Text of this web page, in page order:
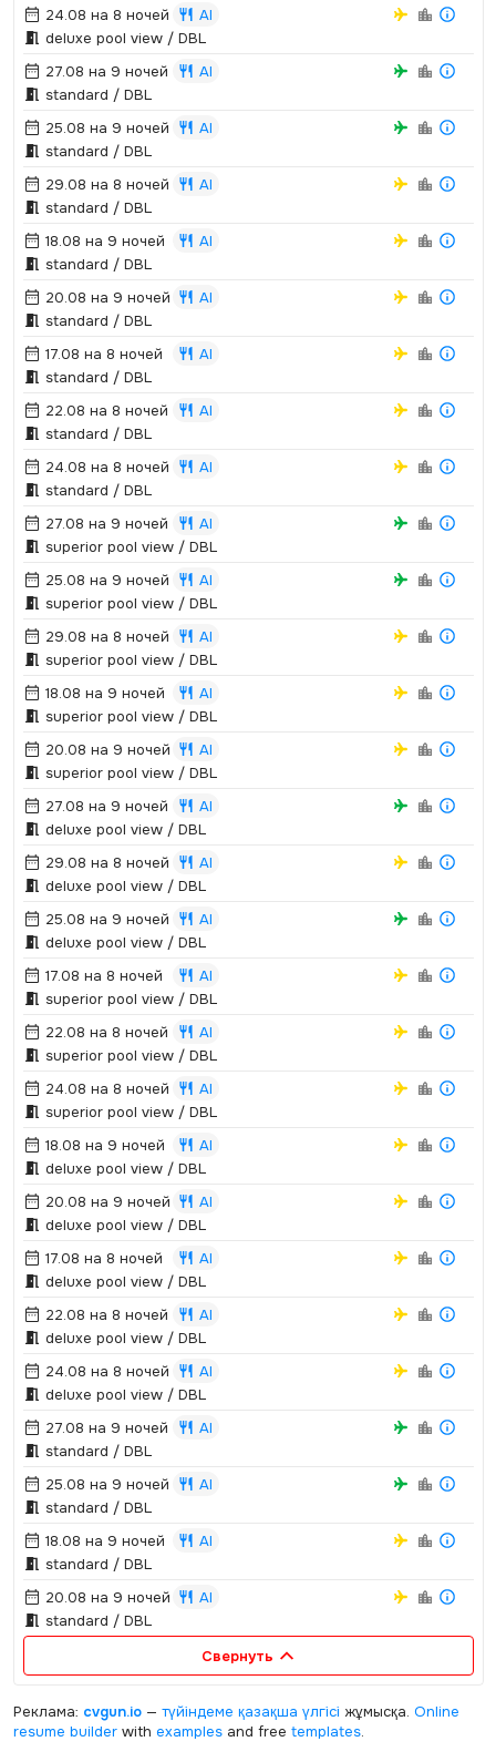
24.08 на 8 ночей
AI
deluxe pool view / DBL
27.08 на 9 ночей
AI
standard / DBL
25.08 на 9 ночей
AI
standard / DBL
29.08 на 8 ночей
AI
standard / DBL
18.08 на 9 ночей
AI
standard / DBL
20.08 на 9 ночей
AI
standard / DBL
17.08 на 8 ночей
AI
standard / DBL
22.08 на 8 ночей
AI
standard / DBL
24.08 на 8 ночей
AI
standard / DBL
27.08 на 9 ночей
AI
superior pool view / DBL
25.08 на 9 ночей
AI
superior pool view / DBL
29.08 на 8 ночей
AI
superior pool view / DBL
18.08 на 9 ночей
AI
superior pool view / DBL
20.08 на 9 ночей
AI
superior pool view / DBL
27.08 на 9 ночей
AI
deluxe pool view / DBL
29.08 на 8 ночей
AI
deluxe pool view / DBL
25.08 на 9 ночей
AI
deluxe pool view / DBL
17.08 на 8 ночей
AI
superior pool view / DBL
22.08 на 8 ночей
AI
superior pool view / DBL
24.08 на 8 ночей
AI
superior pool view / DBL
18.08 на 9 ночей
AI
deluxe pool view / DBL
20.08 на 9 ночей
AI
deluxe pool view / DBL
17.08 на 8 ночей
AI
deluxe pool view / DBL
22.08 на 8 ночей
AI
deluxe pool view / DBL
24.08 на 8 ночей
AI
deluxe pool view / DBL
27.08 на 9 ночей
AI
standard / DBL
25.08 на 9 ночей
AI
standard / DBL
18.08 на 9 ночей
AI
standard / DBL
20.08 на 9 ночей
AI
standard / DBL
Свернуть
Реклама: cvgun.io— түйіндеме қазақша үлгісі жұмысқа. Online
resume builderwith examplesand free templates.